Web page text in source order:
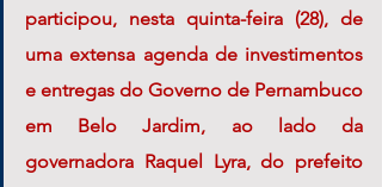
participou, nesta quinta-feira (28), de
uma extensa agenda de investimentos
e entregas do Governo de Pernambuco
em Belo Jardim, ao lado da
governadora Raquel Lyra, do prefeito